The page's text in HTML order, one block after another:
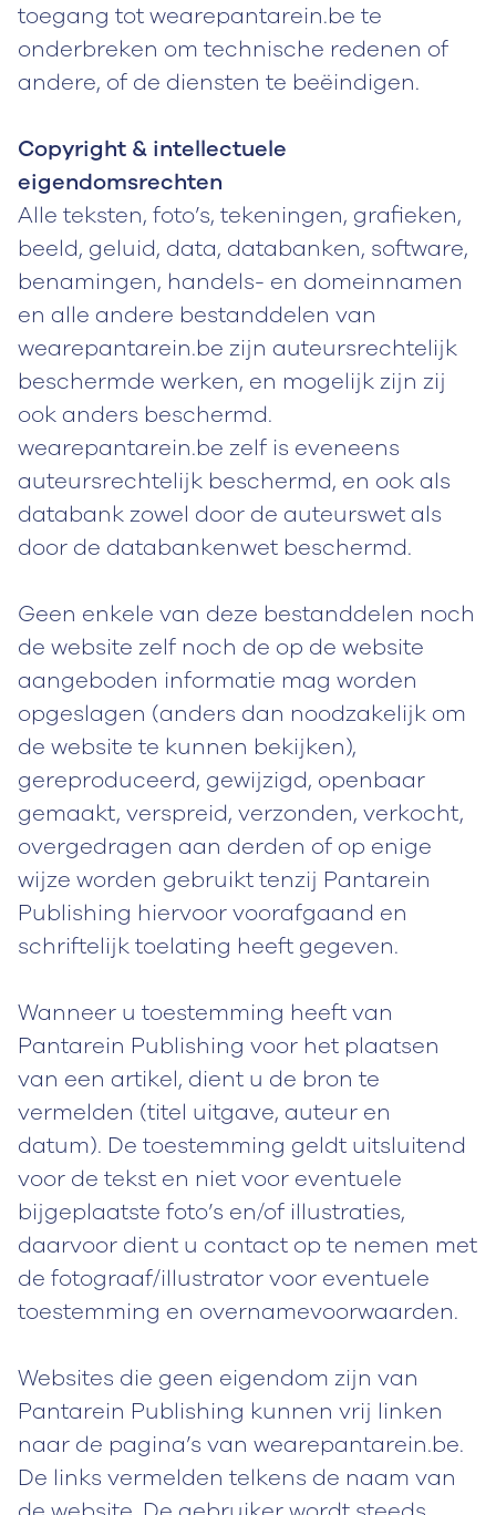
toegang tot wearepantarein.be te
onderbreken om technische redenen of
andere, of de diensten te beëindigen.
Copyright & intellectuele
eigendomsrechten
Alle teksten, foto’s, tekeningen, grafieken,
beeld, geluid, data, databanken, software,
benamingen, handels- en domeinnamen
en alle andere bestanddelen van
wearepantarein.be zijn auteursrechtelijk
beschermde werken, en mogelijk zijn zij
ook anders beschermd.
wearepantarein.be zelf is eveneens
auteursrechtelijk beschermd, en ook als
databank zowel door de auteurswet als
door de databankenwet beschermd.
Geen enkele van deze bestanddelen noch
de website zelf noch de op de website
aangeboden informatie mag worden
opgeslagen (anders dan noodzakelijk om
de website te kunnen bekijken),
gereproduceerd, gewijzigd, openbaar
gemaakt, verspreid, verzonden, verkocht,
overgedragen aan derden of op enige
wijze worden gebruikt tenzij Pantarein
Publishing hiervoor voorafgaand en
schriftelijk toelating heeft gegeven.
Wanneer u toestemming heeft van
Pantarein Publishing voor het plaatsen
van een artikel, dient u de bron te
vermelden (titel uitgave, auteur en
datum). De toestemming geldt uitsluitend
voor de tekst en niet voor eventuele
bijgeplaatste foto’s en/of illustraties,
daarvoor dient u contact op te nemen met
de fotograaf/illustrator voor eventuele
toestemming en overnamevoorwaarden.
Websites die geen eigendom zijn van
Pantarein Publishing kunnen vrij linken
naar de pagina’s van wearepantarein.be.
De links vermelden telkens de naam van